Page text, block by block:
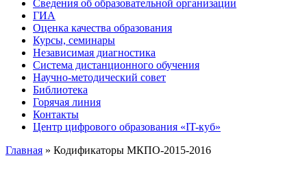
Сведения об образовательной организации
ГИА
Оценка качества образования
Курсы, семинары
Независимая диагностика
Система дистанционного обучения
Научно-методический совет
Библиотека
Горячая линия
Контакты
Центр цифрового образования «IT-куб»
Главная » Кодификаторы МКПО-2015-2016